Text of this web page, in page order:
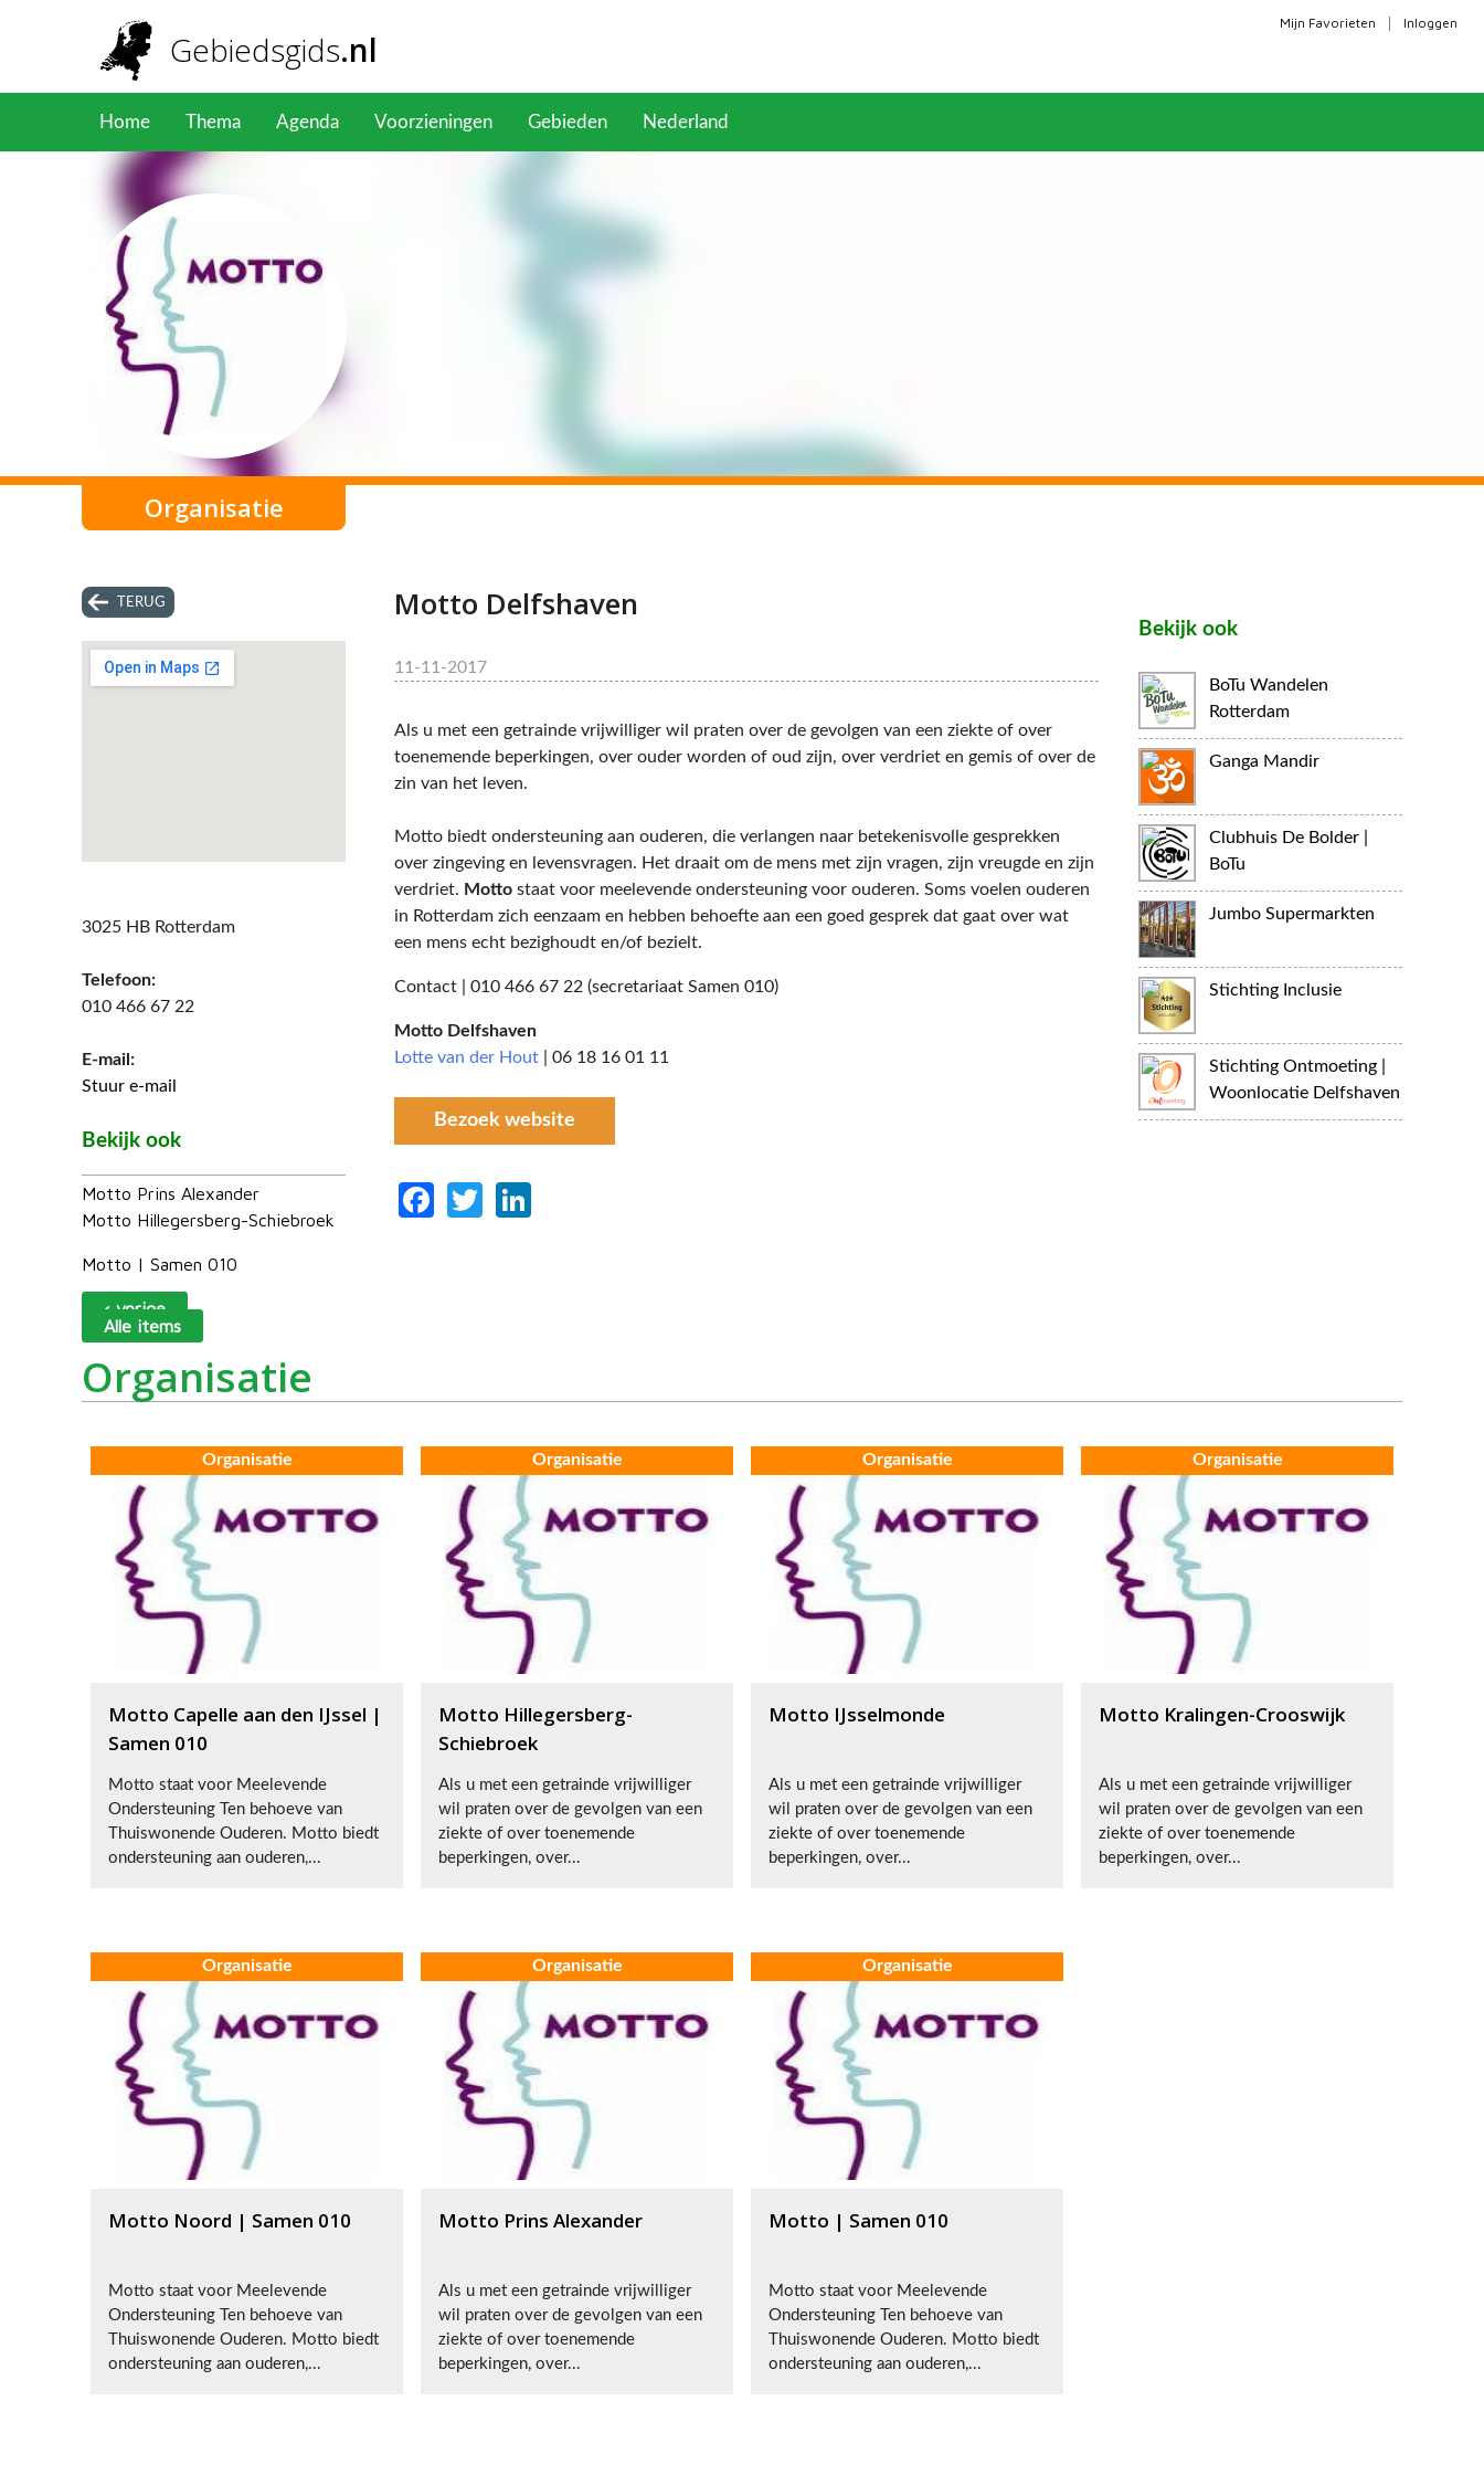
Organisatie
Gebiedsgids.nl
Mijn Favorieten | Inloggen
Home Thema Agenda Voorzieningen Gebieden Nederland
TERUG
3025 HB Rotterdam
Telefoon:
010 466 67 22
E-mail:
Stuur e-mail
Bekijk ook
Motto Prins Alexander
Motto Hillegersberg-Schiebroek
Motto | Samen 010
‹ vorige
Alle items
Motto Delfshaven
11-11-2017
Als u met een getrainde vrijwilliger wil praten over de gevolgen van een ziekte of over
toenemende beperkingen, over ouder worden of oud zijn, over verdriet en gemis of over de
zin van het leven.
Motto biedt ondersteuning aan ouderen, die verlangen naar betekenisvolle gesprekken
over zingeving en levensvragen. Het draait om de mens met zijn vragen, zijn vreugde en zijn
verdriet. Motto staat voor meelevende ondersteuning voor ouderen. Soms voelen ouderen
in Rotterdam zich eenzaam en hebben behoefte aan een goed gesprek dat gaat over wat
een mens echt bezighoudt en/of bezielt.
Contact | 010 466 67 22 (secretariaat Samen 010)
Motto Delfshaven
Lotte van der Hout | 06 18 16 01 11
Bezoek website
Facebook
Twitter
Bekijk ook
BoTu Wandelen
Rotterdam
Ganga Mandir
Clubhuis De Bolder |
BoTu
Jumbo Supermarkten
Stichting Inclusie
Stichting Ontmoeting |
Woonlocatie Delfshaven
Organisatie
Organisatie
Motto Capelle aan den IJssel |
Samen 010
Motto staat voor Meelevende
Ondersteuning Ten behoeve van
Thuiswonende Ouderen. Motto biedt
ondersteuning aan ouderen,...
Organisatie
Motto Hillegersberg-
Schiebroek
Als u met een getrainde vrijwilliger
wil praten over de gevolgen van een
ziekte of over toenemende
beperkingen, over...
Organisatie
Motto IJsselmonde
Als u met een getrainde vrijwilliger
wil praten over de gevolgen van een
ziekte of over toenemende
beperkingen, over...
Organisatie
Motto Kralingen-Crooswijk
Als u met een getrainde vrijwilliger
wil praten over de gevolgen van een
ziekte of over toenemende
beperkingen, over...
Organisatie
Motto Noord | Samen 010
Motto staat voor Meelevende
Ondersteuning Ten behoeve van
Thuiswonende Ouderen. Motto biedt
ondersteuning aan ouderen,...
Organisatie
Motto Prins Alexander
Als u met een getrainde vrijwilliger
wil praten over de gevolgen van een
ziekte of over toenemende
beperkingen, over...
Organisatie
Motto | Samen 010
Motto staat voor Meelevende
Ondersteuning Ten behoeve van
Thuiswonende Ouderen. Motto biedt
ondersteuning aan ouderen,...